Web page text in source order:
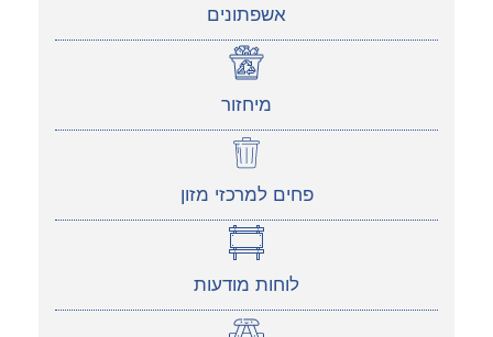
אשפתונים
מיחזור
פחים למרכזי מזון
לוחות מודעות